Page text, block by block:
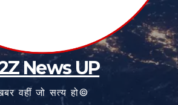
News UP
वहीं जो सत्य हो©